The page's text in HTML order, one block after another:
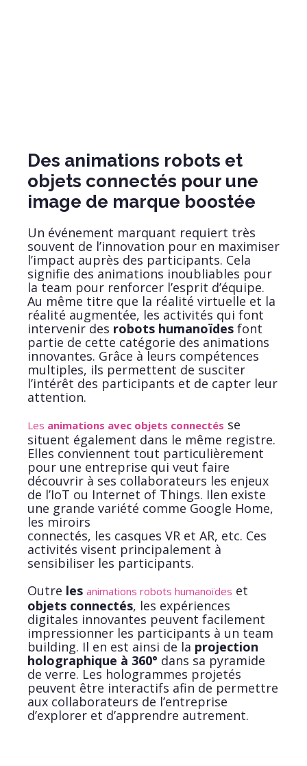
Des animations robots et
objets connectés pour une
image de marque boostée
Un événement marquant requiert très
souvent de l’innovation pour en maximiser
l’impact auprès des participants. Cela
signifie des animations inoubliables pour
la team pour renforcer l’esprit d’équipe.
Au même titre que la réalité virtuelle et la
réalité augmentée, les activités qui font
intervenir des robots humanoïdesfont
partie de cette catégorie des animations
innovantes. Grâce à leurs compétences
multiples, ils permettent de susciter
l’intérêt des participants et de capter leur
attention.
Les animations avec objets connectés se
situent également dans le même registre.
Elles conviennent tout particulièrement
pour une entreprise qui veut faire
découvrir à ses collaborateurs les enjeux
de l’IoT ou Internet of Things. Ilen existe
une grande variété comme Google Home,
les miroirs
connectés, les casques VR et AR, etc. Ces
activités visent principalement à
sensibiliser les participants.
Outre les animations robots humanoïdes et
objets connectés, les expériences
digitales innovantes peuvent facilement
impressionner les participants à un team
building. Il en est ainsi de la projection
holographique à 360° dans sa pyramide
de verre. Les hologrammes projetés
peuvent être interactifs afin de permettre
aux collaborateurs de l’entreprise
d’explorer et d’apprendre autrement.